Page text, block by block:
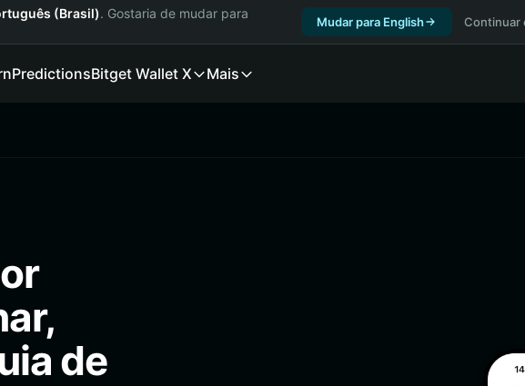
(Brasil). Gostaria de mudar para
Mudar para English Continuar
PredictionsBitget Wallet X Mais
de